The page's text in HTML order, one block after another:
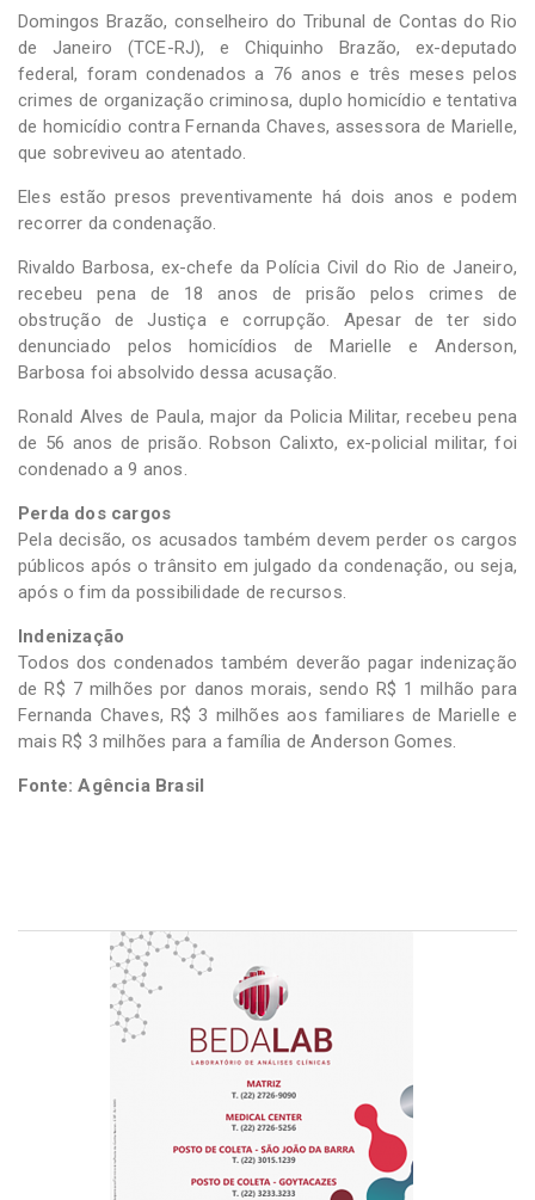
Domingos Brazão, conselheiro do Tribunal de Contas do Rio
de Janeiro (TCE-RJ), e Chiquinho Brazão, ex-deputado
federal, foram condenados a 76 anos e três meses pelos
crimes de organização criminosa, duplo homicídio e tentativa
de homicídio contra Fernanda Chaves, assessora de Marielle,
que sobreviveu ao atentado.
Eles estão presos preventivamente há dois anos e podem
recorrer da condenação.
Rivaldo Barbosa, ex-chefe da Polícia Civil do Rio de Janeiro,
recebeu pena de 18 anos de prisão pelos crimes de
obstrução de Justiça e corrupção. Apesar de ter sido
denunciado pelos homicídios de Marielle e Anderson,
Barbosa foi absolvido dessa acusação.
Ronald Alves de Paula, major da Policia Militar, recebeu pena
de 56 anos de prisão. Robson Calixto, ex-policial militar, foi
condenado a 9 anos.
Perda dos cargos
Pela decisão, os acusados também devem perder os cargos
públicos após o trânsito em julgado da condenação, ou seja,
após o fim da possibilidade de recursos.
Indenização
Todos dos condenados também deverão pagar indenização
de R$ 7 milhões por danos morais, sendo R$ 1 milhão para
Fernanda Chaves, R$ 3 milhões aos familiares de Marielle e
mais R$ 3 milhões para a família de Anderson Gomes.
Fonte: Agência Brasil